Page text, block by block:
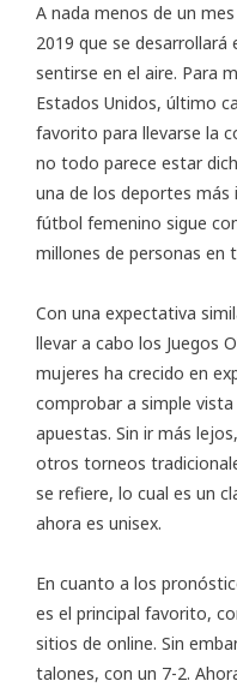
A nada menos de un
2019 que se desarrollará
sentirse en el aire. Para
Estados Unidos, último
favorito para llevarse la
no todo parece estar
una de los deportes más
fútbol femenino sigue
millones de personas en
Con una expectativa
llevar a cabo los Juegos
mujeres ha crecido en
comprobar a simple
apuestas. Sin ir más
otros torneos
se refiere, lo cual es un
ahora es unisex.
En cuanto a los
es el principal favorito,
sitios de online. Sin
talones, con un 7-2.